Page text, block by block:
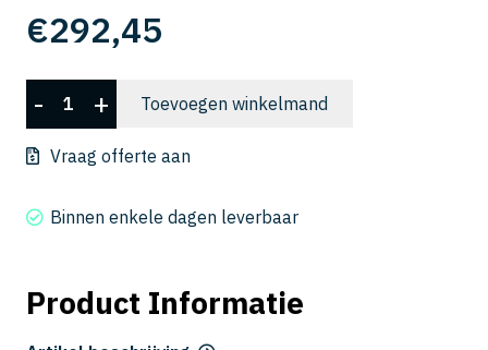
€292,45
UDCMX
2700-
250
- + Toevoegen winkelmand
Vraag offerte aan
Binnen enkele dagen leverbaar
Product Informatie